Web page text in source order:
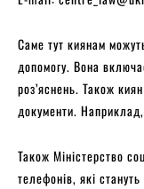
Саме тут киянам
допомогу. Вона
роз’яснень. Також
документи.
Також Міністерство
телефонів, які